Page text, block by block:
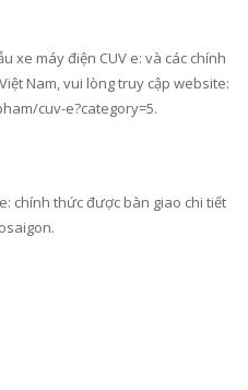
xe máy điện CUV e: và các chính
Nam, vui lòng truy cập website:
cuv-e?category=5.
chính thức được bàn giao chi tiết